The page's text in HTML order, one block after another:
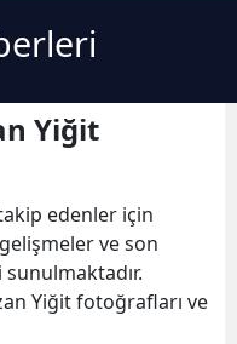
Yiğit
edenler için
ve son
Yiğit fotoğrafları ve